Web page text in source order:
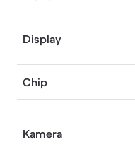
Display
Chip
Kamera